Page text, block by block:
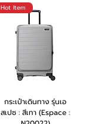
Hot Item
กระเป๋าเดินทาง รุ่นเอ
สเปซ : สีเทา (Espace :